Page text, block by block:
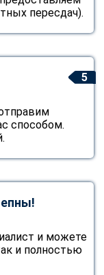
пересдач).
5
способом.
и можете
и полностью